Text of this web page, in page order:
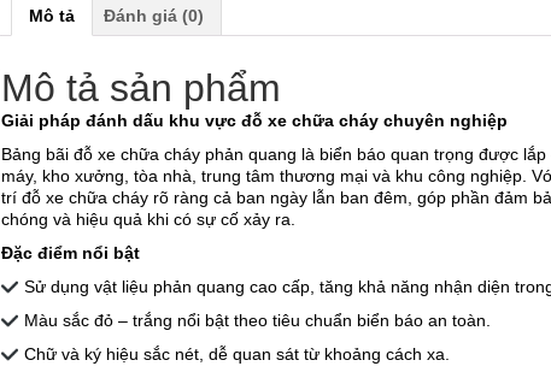
Mô tả Đánh giá (0)
Mô tả sản phẩm
Giải pháp đánh dấu khu vực đỗ xe chữa cháy chuyên nghiệp
Bảng bãi đỗ xe chữa cháy phản quang là biển báo quan trọng được
máy, kho xưởng, tòa nhà, trung tâm thương mại và khu công nghiệp.
trí đỗ xe chữa cháy rõ ràng cả ban ngày lẫn ban đêm, góp phần đảm
chóng và hiệu quả khi có sự cố xảy ra.
Đặc điểm nổi bật
Sử dụng vật liệu phản quang cao cấp, tăng khả năng nhận diện
Màu sắc đỏ – trắng nổi bật theo tiêu chuẩn biển báo an toàn.
Chữ và ký hiệu sắc nét, dễ quan sát từ khoảng cách xa.